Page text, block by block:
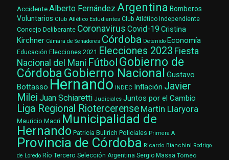
AccidenteAlberto Fernández Argentina Bomberos
Voluntarios Club Atlético Estudiantes Club Atlético Independiente
Concejo Deliberante Coronavirus Covid-19 Cristina
Kirchner Cámara de Senadores Córdoba Detenido Economía
Educación Elecciones 2021 Elecciones 2023 Fiesta
Nacional del Maní Fútbol Gobierno de
CórdobaGobierno Nacional Gustavo
Bottasso Hernando INDEC Inflación Javier
Milei Juan Schiaretti Judiciales Juntos por el Cambio
Liga Regional Riotercerense Martín Llaryora
Mauricio Macri Municipalidad de
Hernando Patricia Bullrich Policiales Primera A
Provincia de Córdoba Ricardo Bianchini Rodrigo
de Loredo Río Tercero Selección Argentina Sergio Massa Torneo